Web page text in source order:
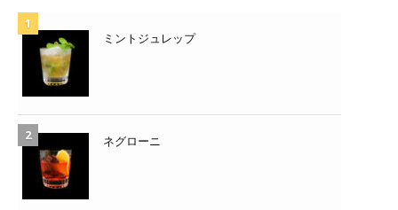
ミントジュレップ
ネグローニ